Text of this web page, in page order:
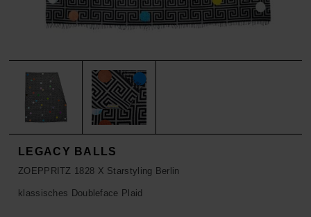
SALE
TOPS
HOSEN
SALE
LEGACY BALLS
ZOEPPRITZ 1828 X Starstyling Berlin
klassisches Doubleface Plaid